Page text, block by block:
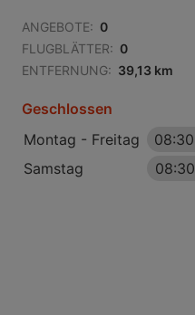
ANGEBOTE: 0
FLUGBLÄTTER: 0
ENTFERNUNG: 39,13 km
Geschlossen
Montag - Freitag
08:30
Samstag
08:30